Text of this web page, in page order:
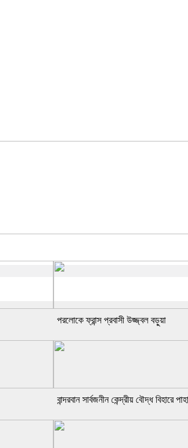
পরলোকে ফ্রান্স প্রবাসী উজ্জ্বল বড়ুয়া
বান্দরবান সার্বজনীন কেন্দ্রীয় বৌদ্ধ বিহারে